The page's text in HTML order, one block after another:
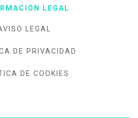
LEGAL
LEGAL
DE PRIVACIDAD
DE COOKIES